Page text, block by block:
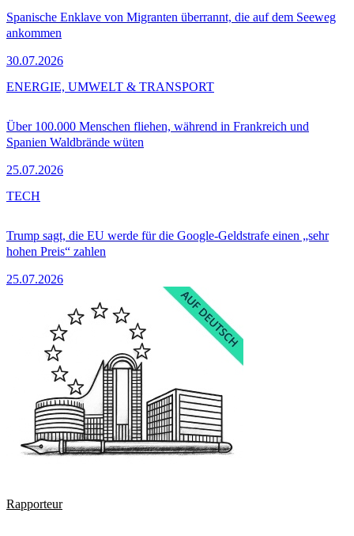
Spanische Enklave von Migranten überrannt, die auf dem Seeweg
ankommen
30.07.2026
Über 100.000 Menschen fliehen, während in Frankreich und
Spanien Waldbrände wüten
25.07.2026
ENERGIE, UMWELT & TRANSPORT
Trump sagt, die EU werde für die Google-Geldstrafe einen „sehr
hohen Preis“ zahlen
25.07.2026
TECH
Rapporteur